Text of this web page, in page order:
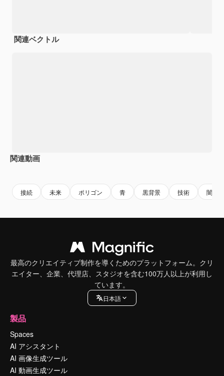
関連ベクトル
関連動画
接続 未来 ポリゴン 青 黒背景 技術 闇
最高のクリエイティブ制作を導くためのプラットフォーム。クリ
エイター、企業、代理店、スタジオを含む100万人以上が利用し
ています。
日本語
製品
Spaces
AI アシスタント
AI 画像生成ツール
AI 動画生成ツール